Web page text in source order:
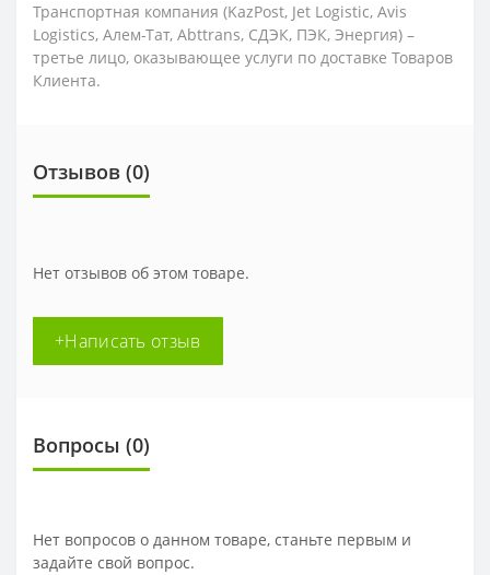
Транспортная компания (KazPost, Jet Logistic, Avis
Logistics, Алем-Тат, Abttrans, СДЭК, ПЭК, Энергия) –
третье лицо, оказывающее услуги по доставке Товаров
Клиента.
Отзывов (0)
Нет отзывов об этом товаре.
+Написать отзыв
Вопросы (0)
Нет вопросов о данном товаре, станьте первым и
задайте свой вопрос.